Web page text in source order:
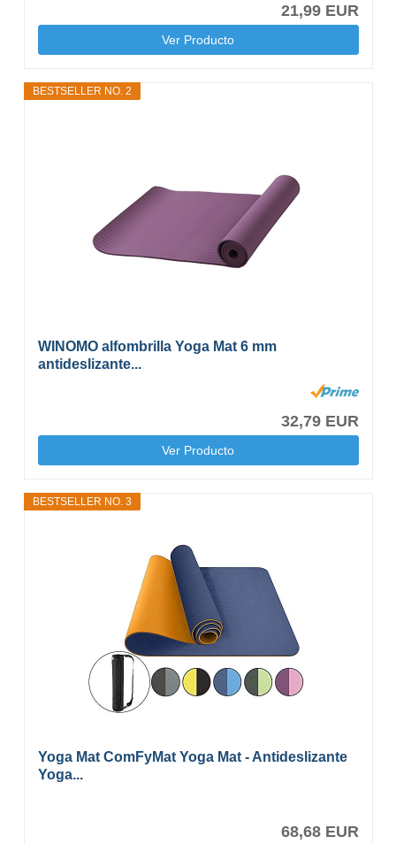
21,99 EUR
Ver Producto
BESTSELLER NO. 2
WINOMO alfombrilla Yoga Mat 6 mm
antideslizante...
32,79 EUR
Ver Producto
BESTSELLER NO. 3
Yoga Mat ComFyMat Yoga Mat - Antideslizante
Yoga...
68,68 EUR